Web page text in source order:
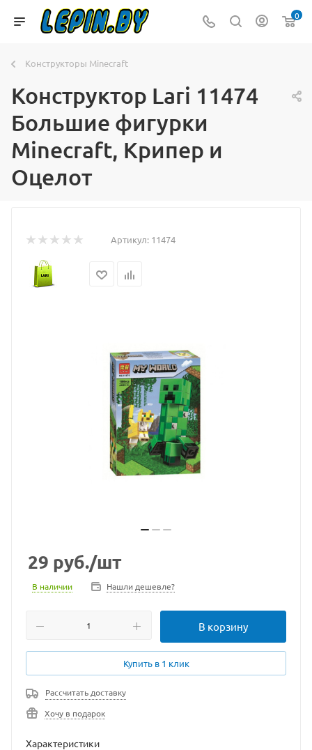
0
Конструкторы Minecraft
Конструктор Lari 11474
Большие фигурки
Minecraft, Крипер и
Оцелот
Артикул: 11474
29 руб./шт
В наличии Нашли дешевле?
В корзину
Купить в 1 клик
Рассчитать доставку
Хочу в подарок
Характеристики